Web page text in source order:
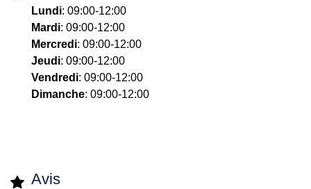
Lundi: 09:00-12:00
Mardi: 09:00-12:00
Mercredi: 09:00-12:00
Jeudi: 09:00-12:00
Vendredi: 09:00-12:00
Dimanche: 09:00-12:00
Avis